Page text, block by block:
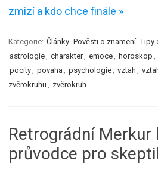
zmizí a kdo chce finále »
Kategorie: Články Pověsti o znamení Tipy
astrologie
charakter emoce horoskop
pocity
povaha psychologie vztah
zvěrokruhu
zvěrokruh
Retrográdní Merkur
průvodce pro